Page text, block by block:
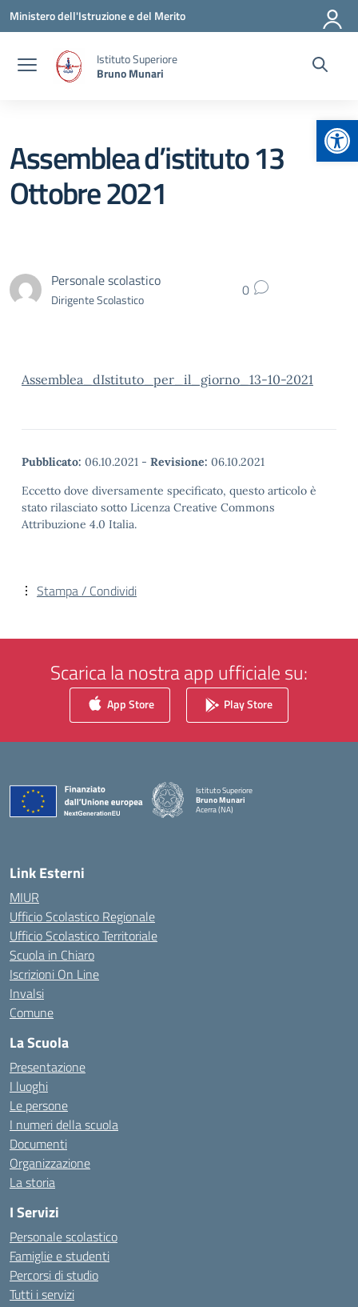
Vai ai contenuti
Vai al menu di navigazione
Vai al footer
Ministero dell'Istruzione e del Merito
Istituto Superiore
Bruno Munari
Assemblea d’istituto 13
Ottobre 2021
Personale scolastico
Dirigente Scolastico 0
Assemblea_dIstituto_per_il_giorno_13-10-2021
Pubblicato: 06.10.2021 - Revisione: 06.10.2021
Eccetto dove diversamente specificato, questo articolo è
stato rilasciato sotto Licenza Creative Commons
Attribuzione 4.0 Italia.
Stampa / Condividi
Scarica la nostra app ufficiale su:
App Store Play Store
Istituto Superiore
Bruno Munari
Acerra (NA)
Link Esterni
MIUR
Ufficio Scolastico Regionale
Ufficio Scolastico Territoriale
Scuola in Chiaro
Iscrizioni On Line
Invalsi
Comune
La Scuola
Presentazione
I luoghi
Le persone
I numeri della scuola
Documenti
Organizzazione
La storia
I Servizi
Personale scolastico
Famiglie e studenti
Percorsi di studio
Tutti i servizi